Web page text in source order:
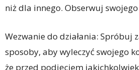
niż dla innego. Obserwuj
Wezwanie do działania: Spróbuj
sposoby, aby wyleczyć swojego
że przed podjęciem jakichkolwiek